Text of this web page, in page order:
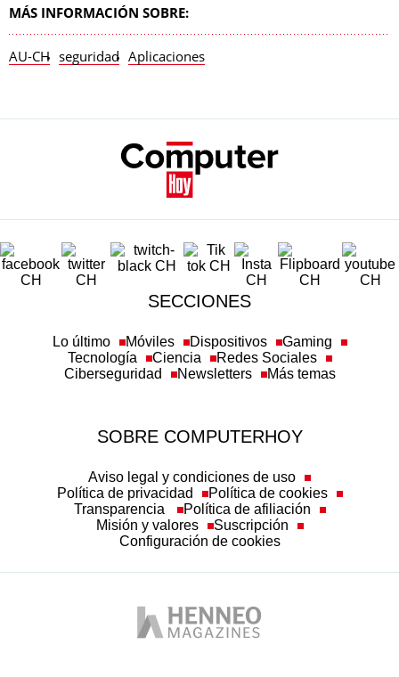
MÁS INFORMACIÓN SOBRE:
AU-CH seguridad Aplicaciones
SECCIONES
Lo último Móviles Dispositivos
Gaming
Tecnología
Ciencia
Redes Sociales
Ciberseguridad
Newsletters Más temas
SOBRE COMPUTERHOY
Aviso legal y condiciones de uso
Política de privacidad
Política de cookies
Transparencia
Política de afiliación
Misión y valores
Suscripción
Configuración de cookies